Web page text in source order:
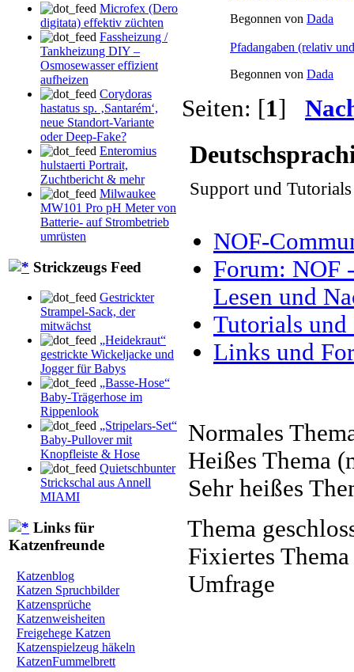
Microfex (Dero
digitata) effektiv züchten
Fassheizung /
Tankheizung DIY –
Osmosewasser effizient
aufheizen
Corydoras
hastatus sp. ‚Santarém‘,
neue Standort-Variante
oder Deep-Fake?
Enteromius
hulstaerti Portrait,
Zuchtbericht & mehr
Milwaukee
MW101 Pro pH Meter von
Batterie- auf Strombetrieb
umrüsten
Strickzeugs Feed
Gestrickter
Strampel-Sack, der
mitwächst
„Heidekraut“
gestrickte Wickeljacke und
Jogger für Babys
„Basse-Hose“
Baby-Trägerhose im
Rippenlook
„Stripelars-Set“
Baby-Pullover mit
Knopfleiste & Hose
Quietschbunter
Strickschal aus Annell
MIAMI
Links für
Katzenfreunde
Katzenblog
Katzen Spruchbilder
Katzensprüche
Katzenweisheiten
Freigehege Katzen
Katzenspielzeug häkeln
KatzenFummelbrett
Begonnen von Dada
Pfadangaben (relativ
Begonnen von Dada
Seiten: [1]
Support und
NOF-
Forum: NOF
Lesen und
Tutorials
Links und
Normales
Heißes Thema
Sehr heißes
Thema
Fixiertes Thema
Umfrage